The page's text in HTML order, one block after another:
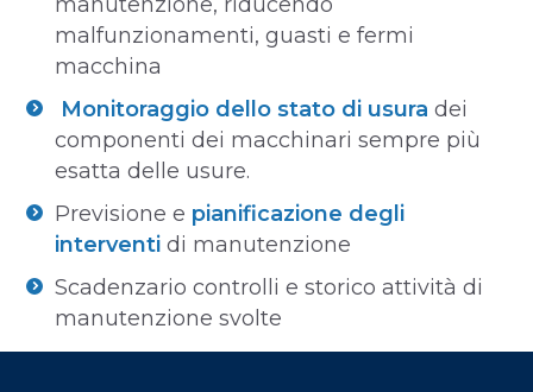
malfunzionamenti, guasti e fermi
macchina
Monitoraggio dello stato di usura dei
componenti dei macchinari sempre più
esatta delle usure.
Previsione e pianificazione degli
interventi di manutenzione
Scadenzario controlli e storico attività di
manutenzione svolte